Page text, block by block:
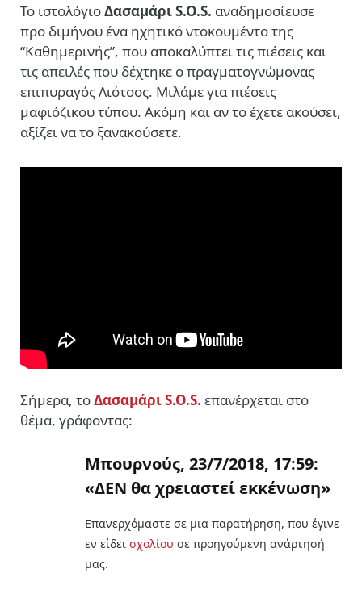
Το ιστολόγιοΔασαμάρι S.O.S. αναδημοσίευσε
προ διμήνου ένα ηχητικό ντοκουμέντο της
“Καθημερινής”, που αποκαλύπτει τις πιέσεις και
τις απειλές που δέχτηκε ο πραγματογνώμονας
επιπυραγός Λιότσος. Μιλάμε για πιέσεις
μαφιόζικου τύπου. Ακόμη και αν το έχετε ακούσει,
αξίζει να το ξανακούσετε.
Σήμερα, τοΔασαμάρι S.O.S. επανέρχεται στο
θέμα, γράφοντας:
Μπουρνούς, 23/7/2018, 17:59:
«ΔΕΝ θα χρειαστεί εκκένωση»
Επανερχόμαστε σε μια παρατήρηση, που έγινε
εν είδει σχολίου σε προηγούμενη ανάρτησή
μας.